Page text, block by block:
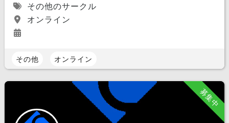
その他のサークル
オンライン
その他 オンライン
募集中